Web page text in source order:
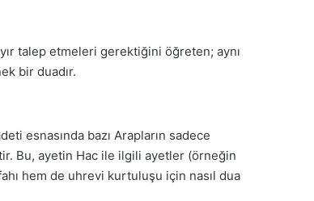
talep etmeleri gerektiğini öğreten; aynı
bir duadır.
esnasında bazı Arapların sadece
Bu, ayetin Hac ile ilgili ayetler (örneğin
hem de uhrevi kurtuluşu için nasıl dua